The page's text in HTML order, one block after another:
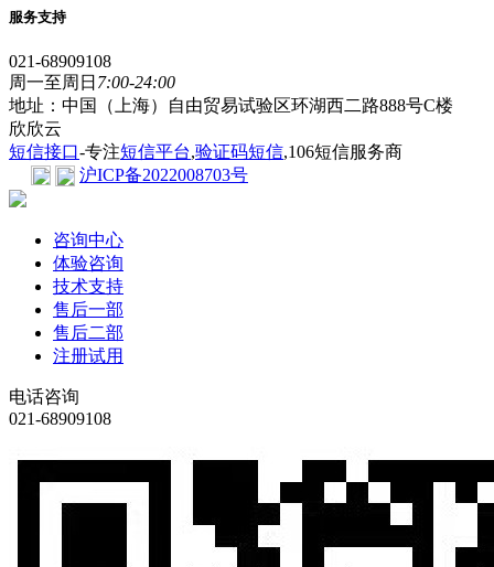
服务支持
021-68909108
周一至周日 7:00-24:00
地址：中国（上海）自由贸易试验区环湖西二路888号C楼
欣欣云
短信接口-专注短信平台,验证码短信,106短信服务商
沪ICP备2022008703号
咨询中心
体验咨询
技术支持
售后一部
售后二部
注册试用
电话咨询
021-68909108